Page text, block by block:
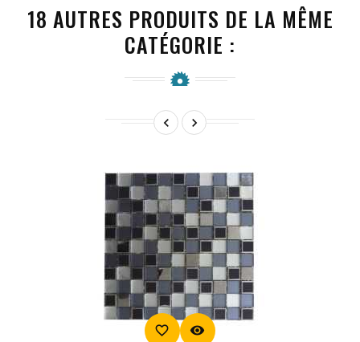
18 AUTRES PRODUITS DE LA MÊME
CATÉGORIE :
 
favorite_border visibility